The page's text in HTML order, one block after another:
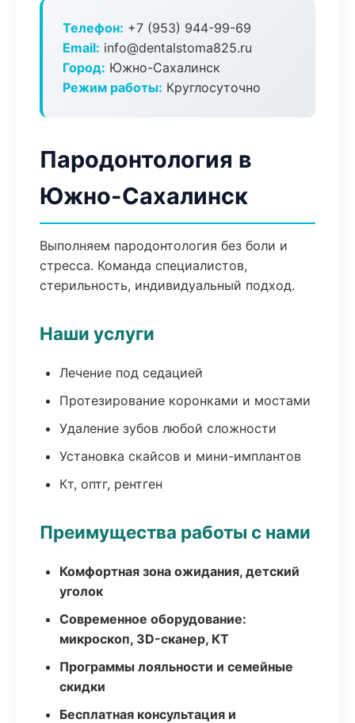
Телефон: +7 (953) 944-99-69
Email: info@dentalstoma825.ru
Город: Южно-Сахалинск
Режим работы: Круглосуточно
Пародонтология в
Южно-Сахалинск
Выполняем пародонтология без боли и
стресса. Команда специалистов,
стерильность, индивидуальный подход.
Наши услуги
Лечение под седацией
Протезирование коронками и мостами
Удаление зубов любой сложности
Установка скайсов и мини-имплантов
Кт, оптг, рентген
Преимущества работы с нами
Комфортная зона ожидания, детский
уголок
Современное оборудование:
микроскоп, 3D-сканер, КТ
Программы лояльности и семейные
скидки
Бесплатная консультация и